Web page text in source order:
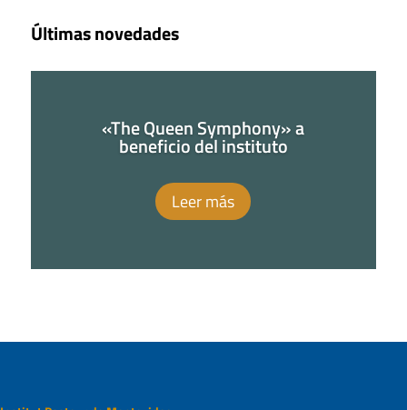
Últimas novedades
«The Queen Symphony» a
beneficio del instituto
Leer más